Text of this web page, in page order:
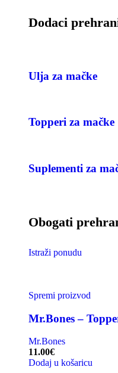
Dodaci
Ulja za mačke
Topperi za mačke
Suplementi za
Obogati
Istraži ponudu
Spremi proizvod
Mr.Bones –
Mr.Bones
11.00€
Dodaj u košaricu